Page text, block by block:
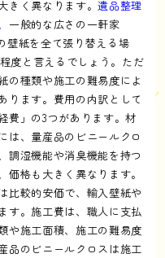
きく異なります。遺品整理
一般的な広さの一軒家
壁紙を全て張り替える場
度と言えるでしょう。ただ
の種類や施工の難易度によ
ります。費用の内訳として
費」の3つがあります。材
は、量産品のビニールクロ
調湿機能や消臭機能を持つ
格も大きく異なります。
比較的安価で、輸入壁紙や
す。施工費は、職人に支払
や施工面積、施工の難易度
品のビニールクロスは施工